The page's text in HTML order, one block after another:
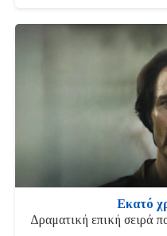
Εκατό
Δραματική επική σειρά